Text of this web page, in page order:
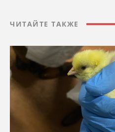
ЧИТАЙТЕ ТАКЖЕ